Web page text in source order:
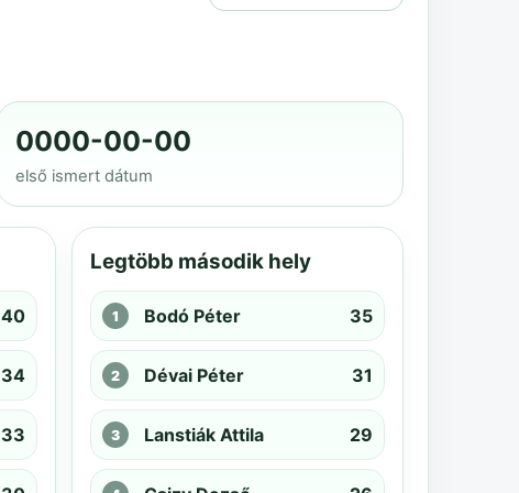
0000-00-00
első ismert dátum
40
34
33
Legtöbb második hely
Bodó Péter 35
Dévai Péter 31
Lanstiák Attila 29